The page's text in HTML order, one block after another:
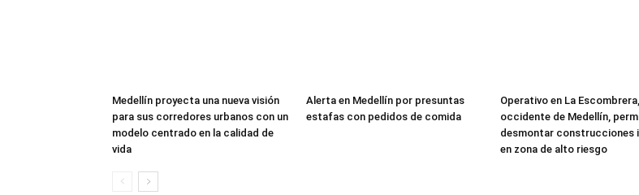
Medellín proyecta una nueva visión
para sus corredores urbanos con un
modelo centrado en la calidad de
vida
Alerta en Medellín por presuntas
estafas con pedidos de comida
Operativo en La Escombrera,
occidente de Medellín,
desmontar construcciones
en zona de alto riesgo